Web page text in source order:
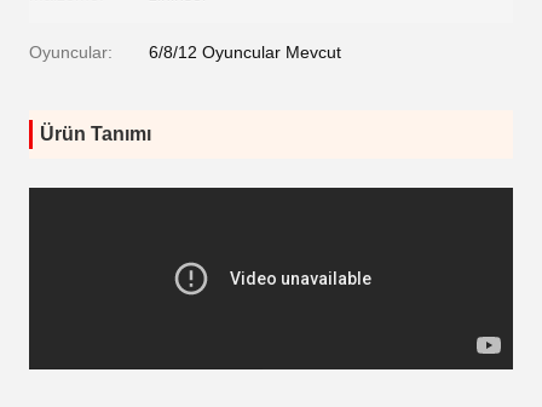
Oyuncular: 6/8/12 Oyuncular Mevcut
Ürün Tanımı